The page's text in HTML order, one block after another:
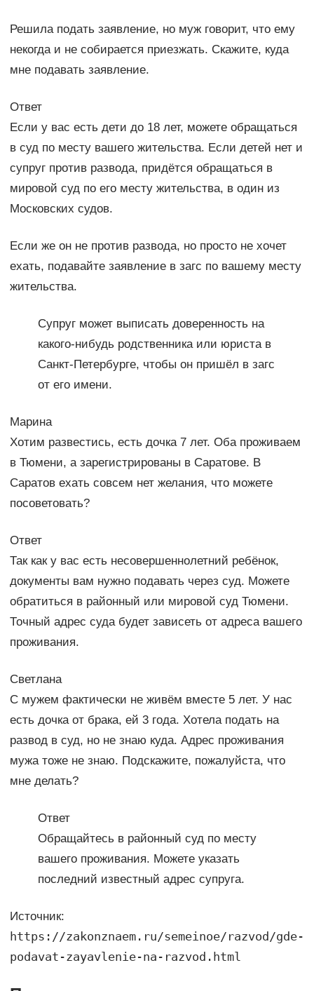
Решила подать заявление, но муж говорит, что ему
некогда и не собирается приезжать. Скажите, куда
мне подавать заявление.
Ответ
Если у вас есть дети до 18 лет, можете обращаться
в суд по месту вашего жительства. Если детей нет и
супруг против развода, придётся обращаться в
мировой суд по его месту жительства, в один из
Московских судов.
Если же он не против развода, но просто не хочет
ехать, подавайте заявление в загс по вашему месту
жительства.
Супруг может выписать доверенность на
какого-нибудь родственника или юриста в
Санкт-Петербурге, чтобы он пришёл в загс
от его имени.
Марина
Хотим развестись, есть дочка 7 лет. Оба проживаем
в Тюмени, а зарегистрированы в Саратове. В
Саратов ехать совсем нет желания, что можете
посоветовать?
Ответ
Так как у вас есть несовершеннолетний ребёнок,
документы вам нужно подавать через суд. Можете
обратиться в районный или мировой суд Тюмени.
Точный адрес суда будет зависеть от адреса вашего
проживания.
Светлана
С мужем фактически не живём вместе 5 лет. У нас
есть дочка от брака, ей 3 года. Хотела подать на
развод в суд, но не знаю куда. Адрес проживания
мужа тоже не знаю. Подскажите, пожалуйста, что
мне делать?
Ответ
Обращайтесь в районный суд по месту
вашего проживания. Можете указать
последний известный адрес супруга.
Источник:
https://zakonznaem.ru/semeinoe/razvod/gde-
podavat-zayavlenie-na-razvod.html